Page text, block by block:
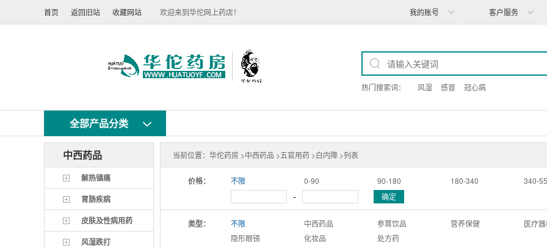
首页 返回旧站 收藏网站 欢迎来到华佗网上药店！ 我的账号 客户服务
热门搜索词： 风湿 感冒 冠心病
全部产品分类
中西药品
解热镇痛
胃肠疾病
皮肤及性病用药
风湿跌打
当前位置： 华佗药房 >中西药品 >五官用药 >白内障 >列表
价格： 不限 0-90 90-180 180-340 340-
- 确定
类型： 不限 中西药品 参茸饮品 营养保健 医疗
隐形眼镜
化妆品 处方药